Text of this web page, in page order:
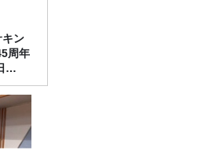
キン
周年
より